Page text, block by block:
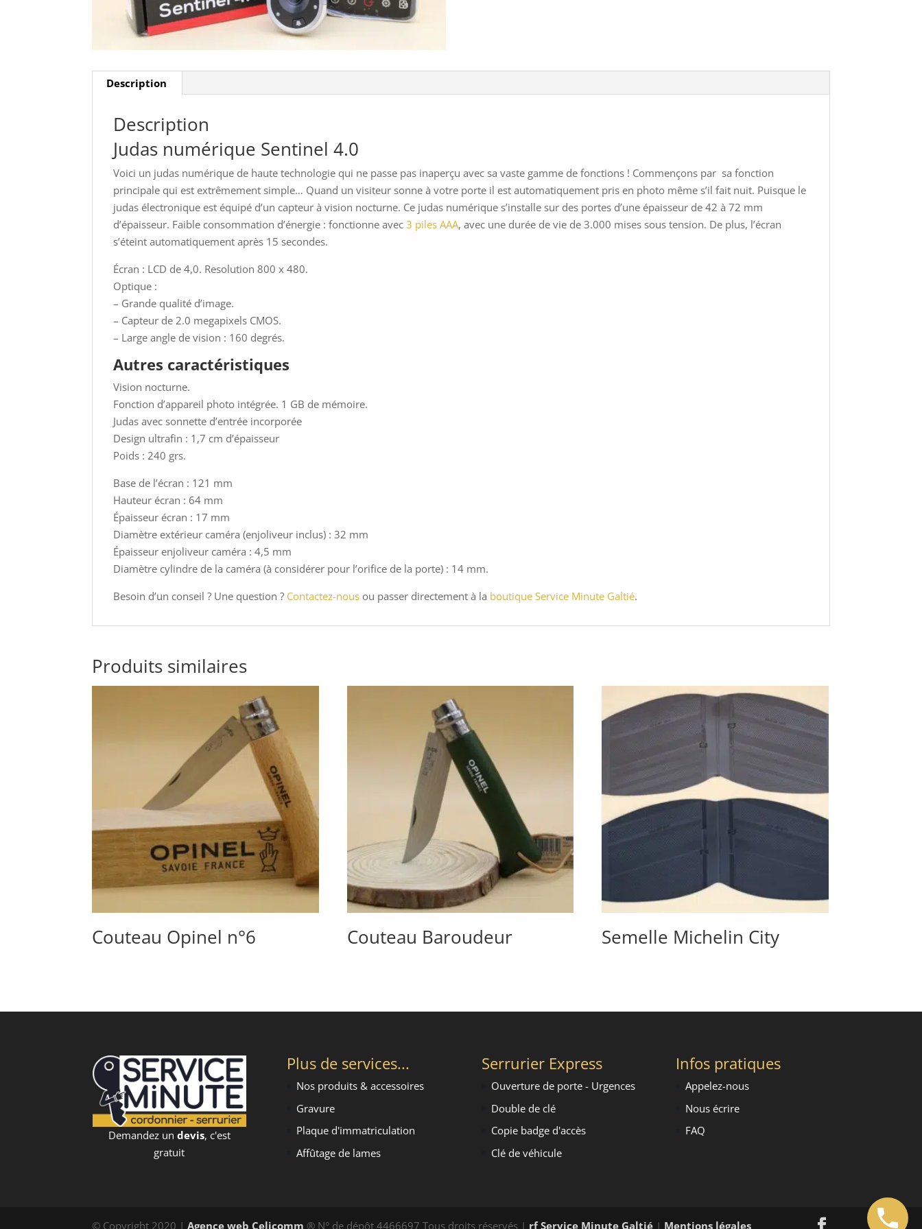
Description
Description
Judas numérique Sentinel 4.0
Voici un judas numérique de haute technologie qui ne passe pas inaperçu avec sa vaste gamme de fonctions ! Commençons par sa fonction
principale qui est extrêmement simple… Quand un visiteur sonne à votre porte il est automatiquement pris en photo même s’il fait nuit. Puisque le
judas électronique est équipé d’un capteur à vision nocturne. Ce judas numérique s’installe sur des portes d’une épaisseur de 42 à 72 mm
d’épaisseur. Faible consommation d’énergie : fonctionne avec3 piles AAA, avec une durée de vie de 3.000 mises sous tension. De plus, l’écran
s’éteint automatiquement après 15 secondes.
Écran : LCD de 4,0. Resolution 800 x 480.
Optique :
– Grande qualité d’image.
– Capteur de 2.0 megapixels CMOS.
– Large angle de vision : 160 degrés.
Autres caractéristiques
Vision nocturne.
Fonction d’appareil photo intégrée. 1 GB de mémoire.
Judas avec sonnette d’entrée incorporée
Design ultrafin : 1,7 cm d’épaisseur
Poids : 240 grs.
Base de l’écran : 121 mm
Hauteur écran : 64 mm
Épaisseur écran : 17 mm
Diamètre extérieur caméra (enjoliveur inclus) : 32 mm
Épaisseur enjoliveur caméra : 4,5 mm
Diamètre cylindre de la caméra (à considérer pour l’orifice de la porte) : 14 mm.
Besoin d’un conseil ? Une question ? Contactez-nous ou passer directement à la boutique Service Minute Galtié.
Produits similaires
Couteau Opinel n°6 Couteau Baroudeur Semelle Michelin City
Demandez un devis, c'est
gratuit
Plus de services...
Nos produits & accessoires
Gravure
Plaque d'immatriculation
Affûtage de lames
Serrurier Express
Ouverture de porte - Urgences
Double de clé
Copie badge d'accès
Clé de véhicule
Infos pratiques
Appelez-nous
Nous écrire
FAQ
© Copyright 2020 |Agence web Celicomm ® N° de dépôt 4466697 Tous droits réservés | rf Service Minute Galtié | Mentions légales